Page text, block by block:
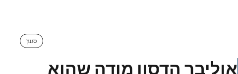
סגנון
אוליבר הדסון מודה שהוא